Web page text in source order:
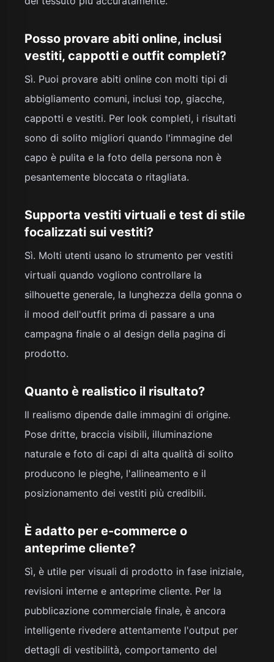
Posso provare abiti online, inclusi
vestiti, cappotti e outfit completi?
Sì. Puoi provare abiti online con molti tipi di
abbigliamento comuni, inclusi top, giacche,
cappotti e vestiti. Per look completi, i risultati
sono di solito migliori quando l'immagine del
capo è pulita e la foto della persona non è
pesantemente bloccata o ritagliata.
Supporta vestiti virtuali e test di stile
focalizzati sui vestiti?
Sì. Molti utenti usano lo strumento per vestiti
virtuali quando vogliono controllare la
silhouette generale, la lunghezza della gonna o
il mood dell'outfit prima di passare a una
campagna finale o al design della pagina di
prodotto.
Quanto è realistico il risultato?
Il realismo dipende dalle immagini di origine.
Pose dritte, braccia visibili, illuminazione
naturale e foto di capi di alta qualità di solito
producono le pieghe, l'allineamento e il
posizionamento dei vestiti più credibili.
È adatto per e-commerce o
anteprime cliente?
Sì, è utile per visuali di prodotto in fase iniziale,
revisioni interne e anteprime cliente. Per la
pubblicazione commerciale finale, è ancora
intelligente rivedere attentamente l'output per
dettagli di vestibilità, comportamento del